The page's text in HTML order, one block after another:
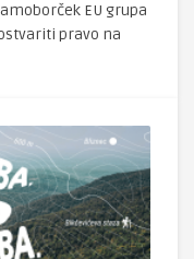
EU grupa
pravo na